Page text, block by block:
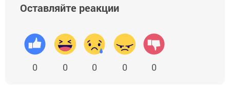
Оставляйте реакции
0 0 0 0 0